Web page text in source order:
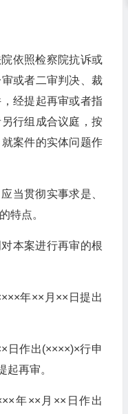
依照检察院抗诉或
或者二审判决、裁
经提起再审或者指
行组成合议庭，按
案件的实体问题作
当贯彻实事求是、
特点。
本案进行再审的根
年××月××日提出
日作出(××××)×行申
起再审。
年××月××日作出